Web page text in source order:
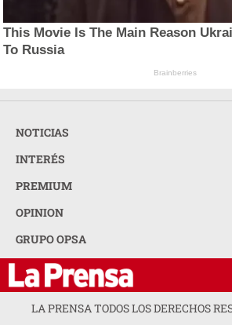
This Movie Is The Main Reason
To Russia
Brainberries
NOTICIAS
INTERÉS
PREMIUM
OPINION
GRUPO OPSA
LA PRENSA TODOS LOS DERECHOS